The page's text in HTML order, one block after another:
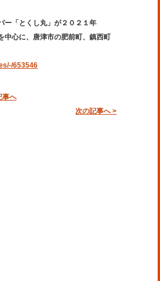
ー「とくし丸」が２０２１年
中心に、唐津市の肥前町、鎮西町
653546
事へ
次の記事へ >